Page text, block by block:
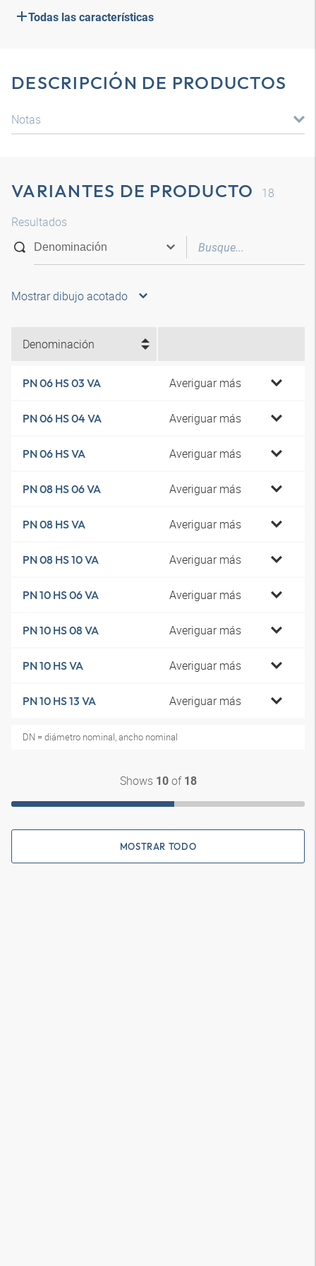
Todas las características
DESCRIPCIÓN DE PRODUCTOS
Notas
VARIANTES DE PRODUCTO
18
Resultados
Mostrar dibujo acotado
Denominación
PN 06 HS 03 VA Averiguar más
PN 06 HS 04 VA Averiguar más
PN 06 HS VA Averiguar más
PN 08 HS 06 VA Averiguar más
PN 08 HS VA Averiguar más
PN 08 HS 10 VA Averiguar más
PN 10 HS 06 VA Averiguar más
PN 10 HS 08 VA Averiguar más
PN 10 HS VA Averiguar más
PN 10 HS 13 VA Averiguar más
DN = diámetro nominal, ancho nominal
Shows 10of 18
MOSTRAR TODO